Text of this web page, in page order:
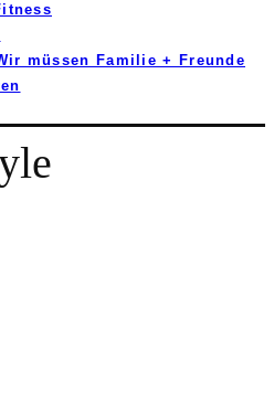
müssen Familie + Freunde